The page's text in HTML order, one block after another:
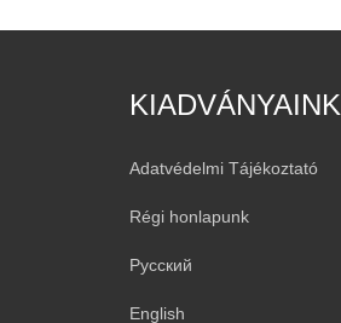
KIADVÁNYAINK
Adatvédelmi Tájékoztató
Régi honlapunk
Русский
English